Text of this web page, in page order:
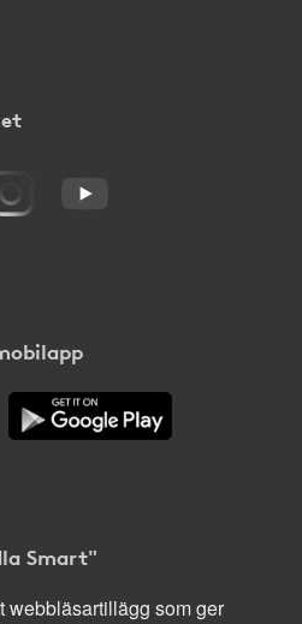
Smart"
webbläsartillägg som ger